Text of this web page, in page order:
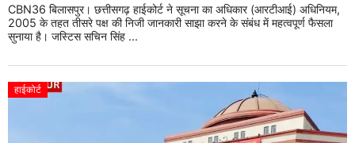
CBN36 बिलासपुर। छत्तीसगढ़ हाईकोर्ट ने सूचना का अधिकार (आरटीआई) अधिनियम,
2005 के तहत तीसरे पक्ष की निजी जानकारी साझा करने के संबंध में महत्वपूर्ण फैसला
सुनाया है। जस्टिस सचिन सिंह ...
हाईकोर्ट